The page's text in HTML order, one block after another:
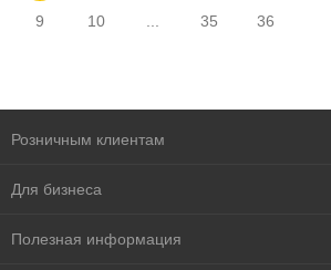
9 10 35 36
Розничным клиентам
Для бизнеса
Полезная информация